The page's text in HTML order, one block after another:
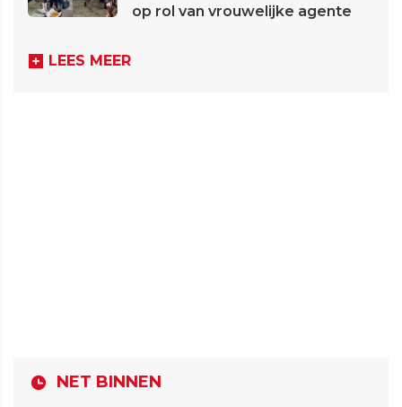
op rol van vrouwelijke agente
LEES MEER
NET BINNEN